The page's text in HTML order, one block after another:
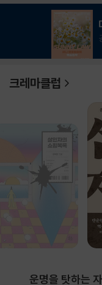
크레마클럽
운명을 탓하는